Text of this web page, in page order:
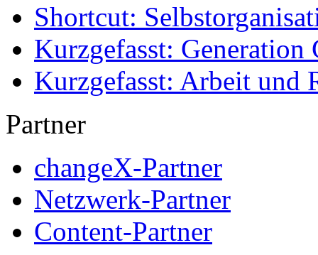
Shortcut:
Kurzgefasst: Generation
Kurzgefasst: Arbeit und
Partner
changeX-Partner
Netzwerk-Partner
Content-Partner